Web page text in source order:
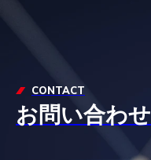
CONTACT
お問い合わせ